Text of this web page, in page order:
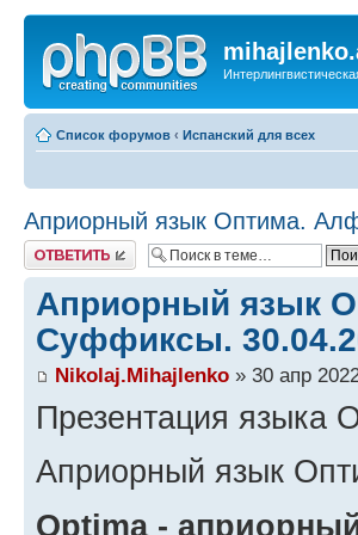
Список форумов ‹ Испанский для всех
Априорный язык Оптима.
Ответить
Априорный язык
Суффиксы.
Nikolaj.Mihajlenko » 30 апр
Презентация языка
Априорный язык
Optima -